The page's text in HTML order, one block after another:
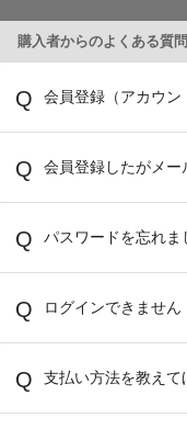
購入者からのよくある質問
会員登録（アカウン
会員登録したがメー
パスワードを忘れま
ログインできません
支払い方法を教えて